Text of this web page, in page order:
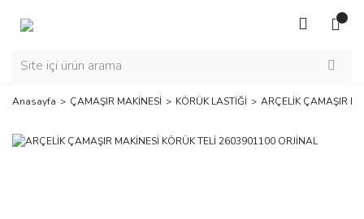
Anasayfa ÇAMAŞIR MAKİNESİ KÖRÜK LASTİĞİ ARÇELİK ÇAMAŞIR